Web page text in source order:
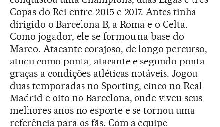
Copas do Rei entre 2015 e 2017. Antes tinha
dirigido o Barcelona B, a Roma e o Celta.
Como jogador, ele se formou na base do
Mareo. Atacante corajoso, de longo percurso,
atuou como ponta, atacante e segundo ponta
graças a condições atléticas notáveis. Jogou
duas temporadas no Sporting, cinco no Real
Madrid e oito no Barcelona, onde viveu seus
melhores anos no esporte e se tornou uma
referência para os fãs. Com a equipe